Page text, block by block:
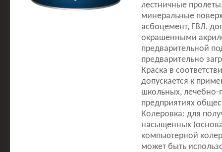
лестничные
минеральные
асбоцемент, ГВЛ,
окрашенными
предварительной
предварительно
Краска в
допускается к
школьных, лечебно-
предприятиях
Колеровка: для
насыщенных
компьютерной
может быть